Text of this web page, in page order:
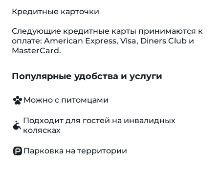
Кредитные карточки
Следующие кредитные карты принимаются к
оплате: American Express, Visa, Diners Club и
MasterCard.
Популярные удобства и услуги
Можно с питомцами
Подходит для гостей на инвалидных
колясках
Парковка на территории